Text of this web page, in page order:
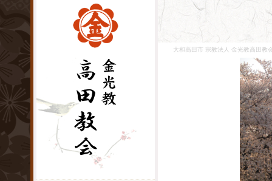
大和高田市 宗教法人 金光教高田教会